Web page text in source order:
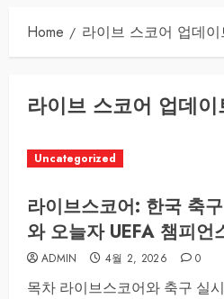
Home 라이브 스코어 업데이
라이브 스코어 업데이
Uncategorized
라이브스코어: 한국 축
와 오늘자 UEFA 챔피언
ADMIN 4월 2, 2026 0
목차 라이브스코어와 축구 실